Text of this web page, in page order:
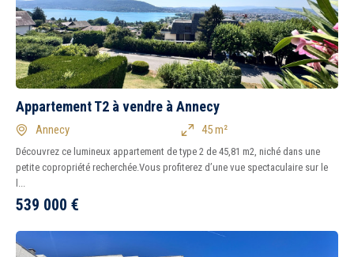
Appartement T2 à vendre à Annecy
Annecy 45 m²
Découvrez ce lumineux appartement de type 2 de 45,81 m2, niché dans une
petite copropriété recherchée.Vous profiterez d’une vue spectaculaire sur le
l...
539 000 €